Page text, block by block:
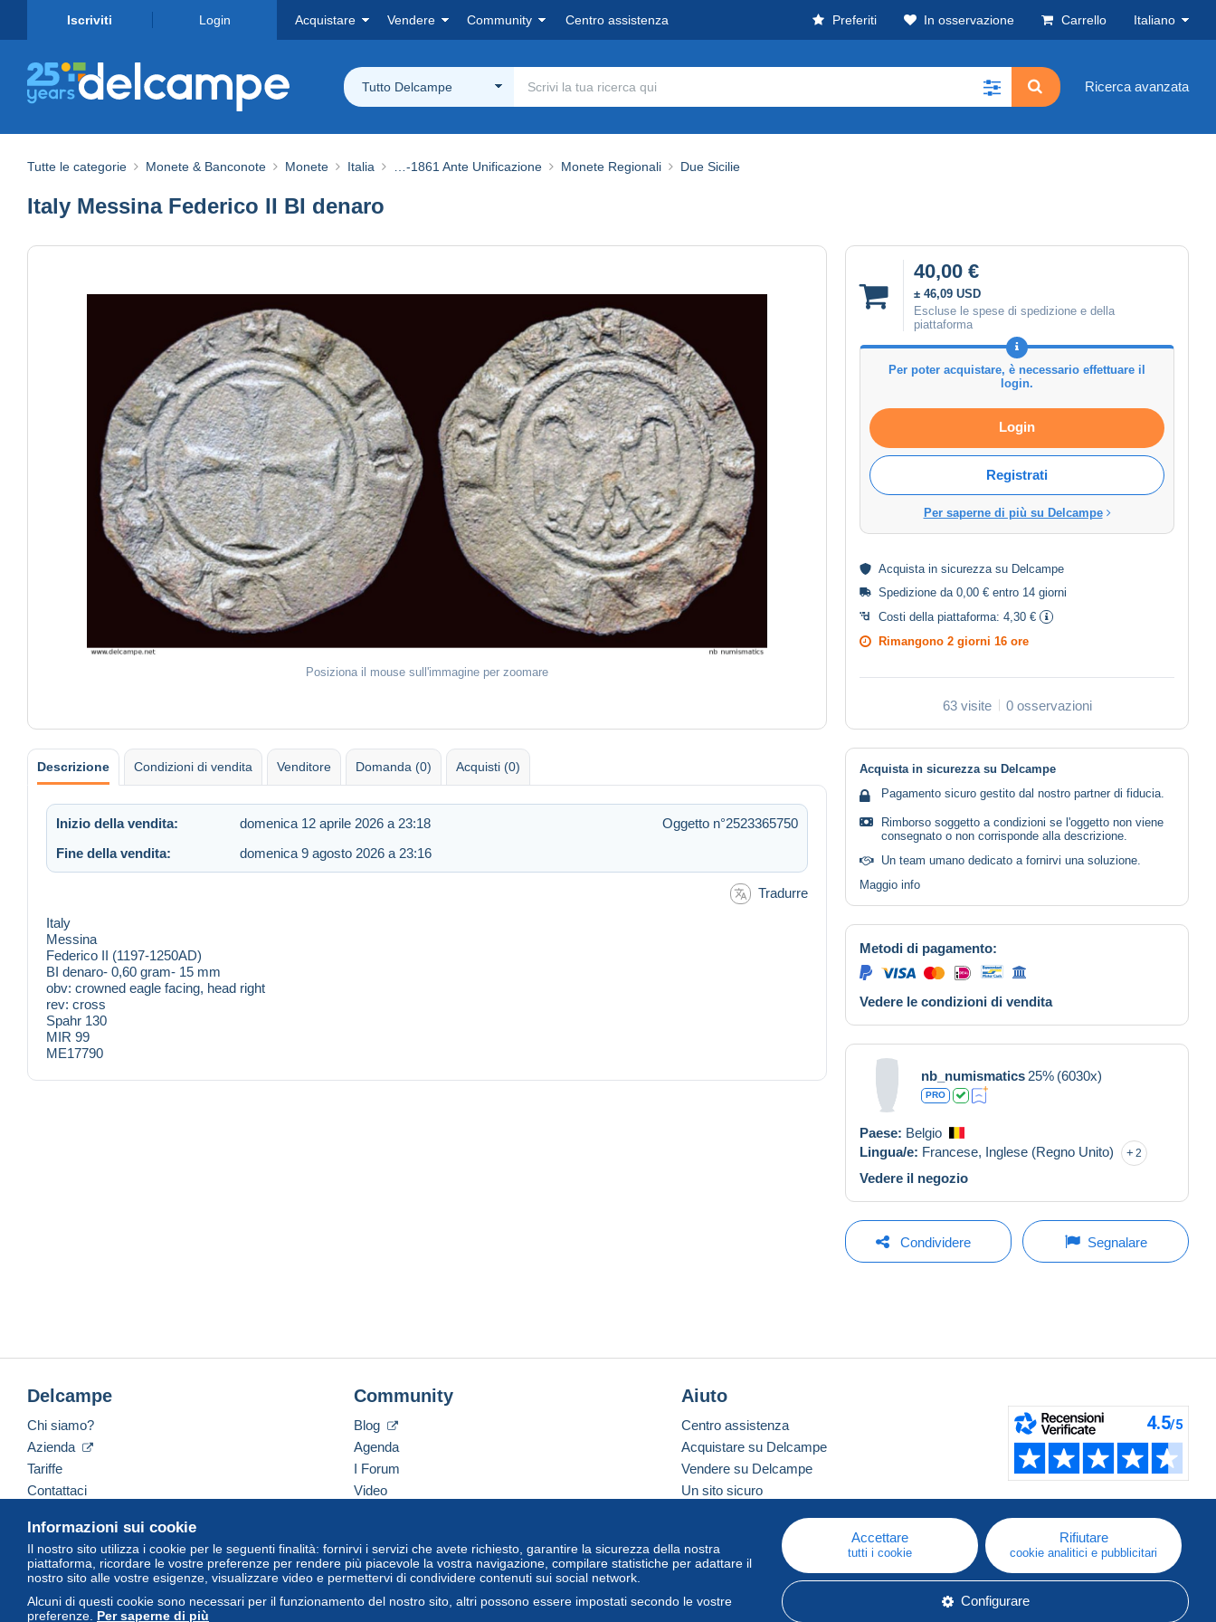
Iscriviti Login Acquistare Vendere Community Centro assistenza Preferiti In osservazione Carrello Italiano
Tutto Delcampe Ricerca avanzata
Tutte le categorie Monete & Banconote Monete Italia …-1861 Ante Unificazione Monete Regionali Due Sicilie
Italy Messina Federico II BI denaro
Posiziona il mouse sull'immagine per zoomare
40,00 €
± 46,09 USD
Escluse le spese di spedizione e della
piattaforma
Per poter acquistare, è necessario effettuare il
login.
Login
Registrati
Per saperne di più su Delcampe
Acquista in sicurezza su Delcampe
Spedizione da 0,00 € entro 14 giorni
Costi della piattaforma: 4,30 €
Rimangono 2 giorni 16 ore
63 visite 0 osservazioni
Descrizione Condizioni di vendita Venditore Domanda (0) Acquisti (0)
Inizio della vendita: domenica 12 aprile 2026 a 23:18
Oggetto n°2523365750
Fine della vendita:
domenica 9 agosto 2026 a 23:16
Tradurre
Italy
Messina
Federico II (1197-1250AD)
BI denaro- 0,60 gram- 15 mm
obv: crowned eagle facing, head right
rev: cross
Spahr 130
MIR 99
ME17790
Acquista in sicurezza su Delcampe
Pagamento sicuro gestito dal nostro partner di fiducia.
Rimborso soggetto a condizioni se l'oggetto non viene
consegnato o non corrisponde alla descrizione.
Un team umano dedicato a fornirvi una soluzione.
Maggio info
Metodi di pagamento:
Vedere le condizioni di vendita
nb_numismatics 25% (6030x)
PRO
Paese: Belgio
Lingua/e: Francese, Inglese (Regno Unito) 2
Vedere il negozio
Condividere Segnalare
Informazioni sui cookie
Il nostro sito utilizza i cookie per le seguenti finalità: fornirvi i servizi che avete richiesto, garantire la sicurezza della nostra
piattaforma, ricordare le vostre preferenze per rendere più piacevole la vostra navigazione, compilare statistiche per adattare il
nostro sito alle vostre esigenze, visualizzare video e permettervi di condividere contenuti sui social network.
Alcuni di questi cookie sono necessari per il funzionamento del nostro sito, altri possono essere impostati secondo le vostre
preferenze. Per saperne di più
Accettare
tutti i cookie
Rifiutare
cookie analitici e pubblicitari
Configurare
Delcampe
Chi siamo?
Azienda
Tariffe
Contattaci
Community
Blog
Agenda
I Forum
Video
Aiuto
Centro assistenza
Acquistare su Delcampe
Vendere su Delcampe
Un sito sicuro
Italiano USD America/Indiana/Vevay Versione standard
© Delcampe International Srl. Tutti i diritti riservati.